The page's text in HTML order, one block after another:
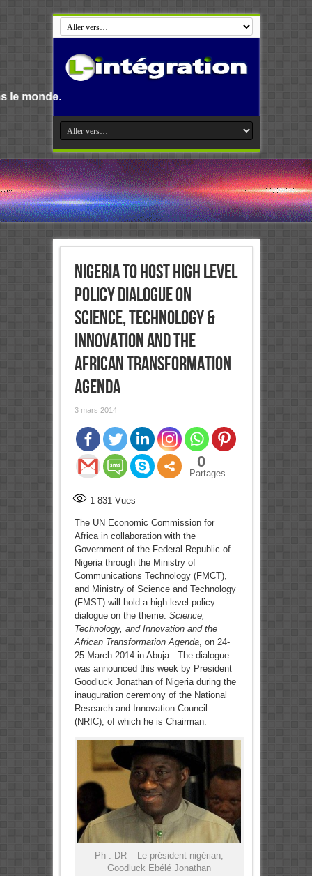
Nigeria to host high level
policy dialogue on
Science, Technology &
Innovation and the
African transformation
agenda
3 mars 2014
0
Partages
1 831Vues
The UN Economic Commission for
Africa in collaboration with the
Government of the Federal Republic of
Nigeria through the Ministry of
Communications Technology (FMCT),
and Ministry of Science and Technology
(FMST) will hold a high level policy
dialogue on the theme: Science,
Technology, and Innovation and the
African Transformation Agenda, on 24-
25 March 2014 in Abuja. The dialogue
was announced this week by President
Goodluck Jonathan of Nigeria during the
inauguration ceremony of the National
Research and Innovation Council
(NRIC), of which he is Chairman.
Ph : DR – Le président nigérian,
Goodluck Ebélé Jonathan